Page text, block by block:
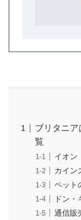
ブリタニ
覧
イオン
カイン
ペット
ドン・
通信販